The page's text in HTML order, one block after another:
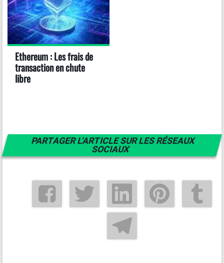
Ethereum : Les frais de
transaction en chute
libre
PARTAGER L'ARTICLE SUR LES RÉSEAUX
SOCIAUX